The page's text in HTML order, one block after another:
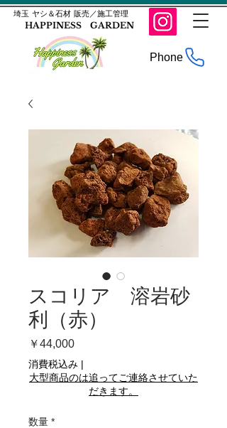
​埼玉 ヤシ＆石材 販売／施工管理
HAPPINESS GARDEN
Phone
スコリア 溶岩砂
利（赤）
￥44,000価
格
消費税込み |
大型商品のは追ってご連絡させていた
だきます。
数量 *